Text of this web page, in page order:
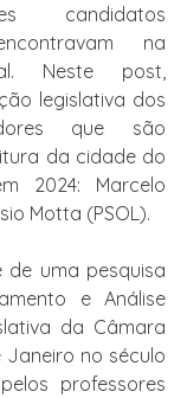
candidatos
na
Neste post,
legislativa dos
que são
da cidade do
2024: Marcelo
Motta (PSOL).
uma pesquisa
e Análise
da Câmara
Janeiro no século
professores